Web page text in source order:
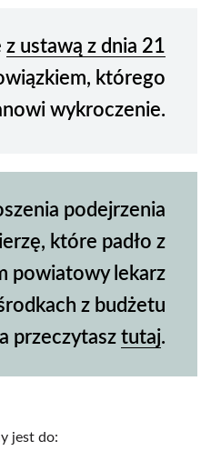
z ustawą z dnia 21
którego
wykroczenie.
podejrzenia
które padło z
powiatowy lekarz
z budżetu
przeczytasz tutaj.
jest do: